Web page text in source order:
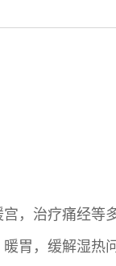
，治疗痛经等
胃，缓解湿热